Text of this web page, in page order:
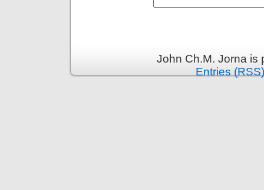
John Ch.M. Jorna
Entries (RSS)